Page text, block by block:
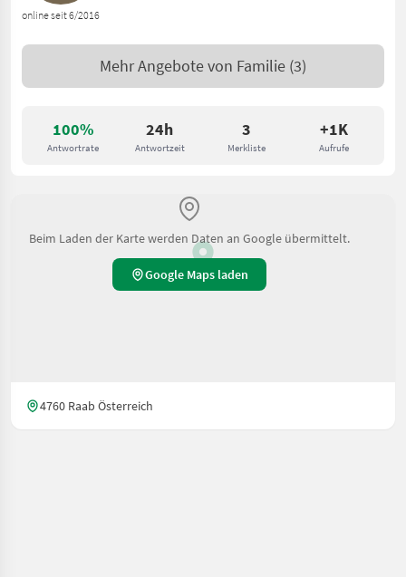
100%
Antwortrate
24h
Antwortzeit
3
Merkliste
+1K
Aufrufe
online seit 6/2016
Mehr Angebote von Familie (3)
Beim Laden der Karte werden Daten an Google übermittelt.
Google Maps laden
4760 Raab Österreich